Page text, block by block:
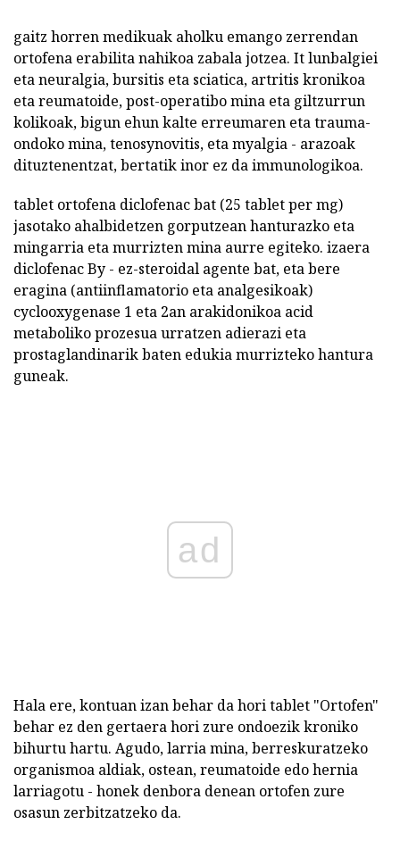
gaitz horren medikuak aholku emango zerrendan
ortofena erabilita nahikoa zabala jotzea. It lunbalgiei
eta neuralgia, bursitis eta sciatica, artritis kronikoa
eta reumatoide, post-operatibo mina eta giltzurrun
kolikoak, bigun ehun kalte erreumaren eta trauma-
ondoko mina, tenosynovitis, eta myalgia - arazoak
dituztenentzat, bertatik inor ez da immunologikoa.
tablet ortofena diclofenac bat (25 tablet per mg)
jasotako ahalbidetzen gorputzean hanturazko eta
mingarria eta murrizten mina aurre egiteko. izaera
diclofenac By - ez-steroidal agente bat, eta bere
eragina (antiinflamatorio eta analgesikoak)
cyclooxygenase 1 eta 2an arakidonikoa acid
metaboliko prozesua urratzen adierazi eta
prostaglandinarik baten edukia murrizteko hantura
guneak.
ad
Hala ere, kontuan izan behar da hori tablet "Ortofen"
behar ez den gertaera hori zure ondoezik kroniko
bihurtu hartu. Agudo, larria mina, berreskuratzeko
organismoa aldiak, ostean, reumatoide edo hernia
larriagotu - honek denbora denean ortofen zure
osasun zerbitzatzeko da.